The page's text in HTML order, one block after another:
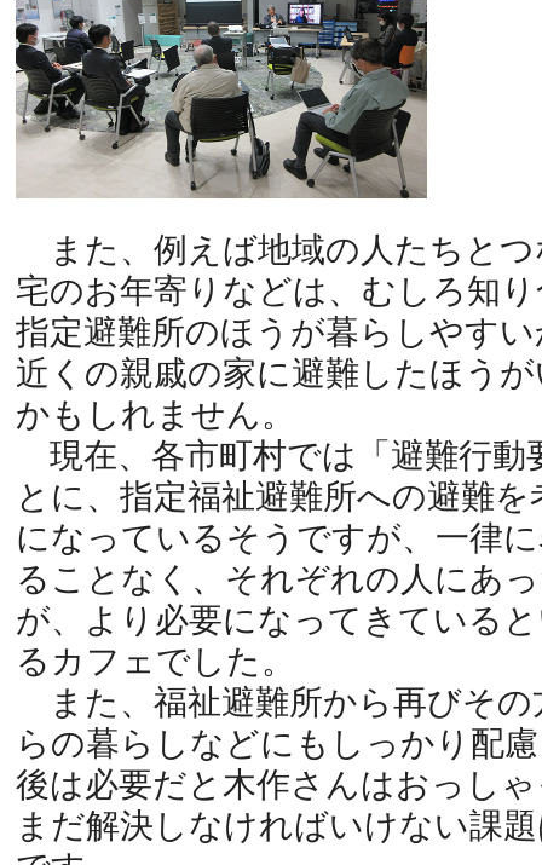
また、例えば地域の人たちと
宅のお年寄りなどは、むしろ知
指定避難所のほうが暮らしやす
近くの親戚の家に避難したほう
かもしれません。
現在、各市町村では「避難行動
とに、指定福祉避難所への避難
になっているそうですが、一律
ることなく、それぞれの人にあ
が、より必要になってきている
るカフェでした。
また、福祉避難所から再びその
らの暮らしなどにもしっかり配
後は必要だと木作さんはおっし
まだ解決しなければいけない課